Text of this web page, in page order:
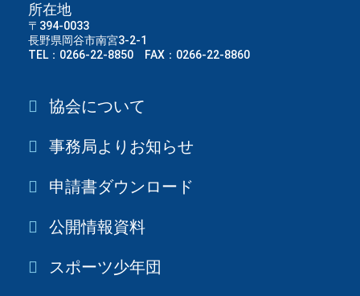
所在地
〒394-0033
長野県岡谷市南宮3-2-1
TEL：0266-22-8850 FAX：0266-22-8860
協会について
事務局よりお知らせ
申請書ダウンロード
公開情報資料
スポーツ少年団